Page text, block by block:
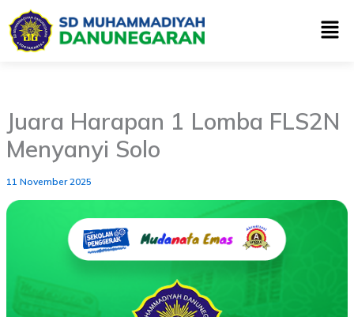
to
content
Juara Harapan 1 Lomba FLS2N
Menyanyi Solo
11 November 2025